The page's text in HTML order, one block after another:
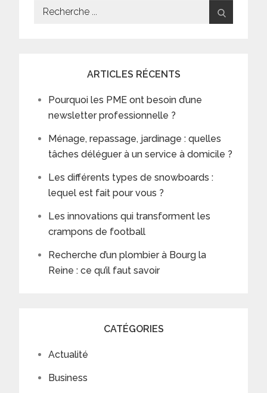
Search
ARTICLES RÉCENTS
Pourquoi les PME ont besoin d’une
newsletter professionnelle ?
Ménage, repassage, jardinage : quelles
tâches déléguer à un service à domicile ?
Les différents types de snowboards :
lequel est fait pour vous ?
Les innovations qui transforment les
crampons de football
Recherche d’un plombier à Bourg la
Reine : ce qu’il faut savoir
CATÉGORIES
Actualité
Business